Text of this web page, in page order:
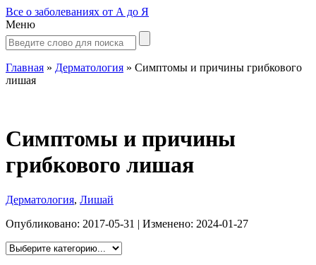
Все о заболеваниях от А до Я
Меню
Главная » Дерматология » Симптомы и причины грибкового
лишая
Симптомы и причины
грибкового лишая
Дерматология, Лишай
Опубликовано: 2017-05-31 | Изменено: 2024-01-27